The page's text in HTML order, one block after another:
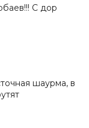
С дор
шаурма, в